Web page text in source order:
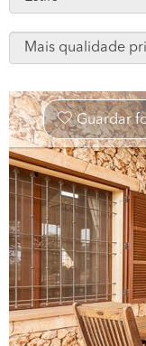
Guardar